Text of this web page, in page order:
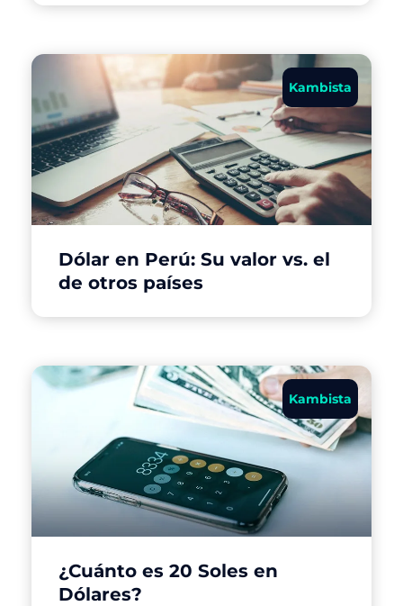
Kambista
Dólar en Perú: Su valor vs. el
de otros países
Kambista
¿Cuánto es 20 Soles en
Dólares?